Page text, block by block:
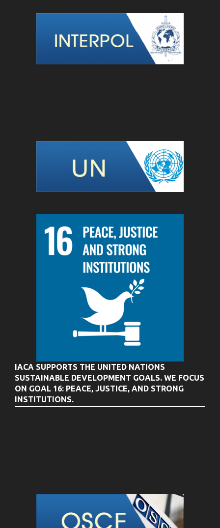
IACA SUPPORTS THE UNITED NATIONS
SUSTAINABLE DEVELOPMENT GOALS. WE FOCUS
ON GOAL 16: PEACE, JUSTICE, AND STRONG
INSTITUTIONS.